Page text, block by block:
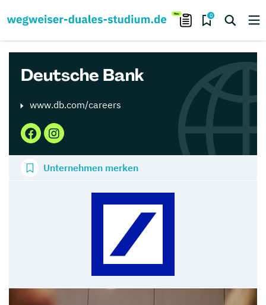
0
Deutsche Bank
www.db.com/careers
Unternehmen merken